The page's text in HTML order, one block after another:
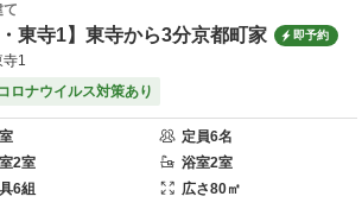
て
・東寺1】東寺から3分京都町家 即予約
寺1
ロナウイルス対策あり
定員6名
2室 浴室2室
6組 広さ80㎡